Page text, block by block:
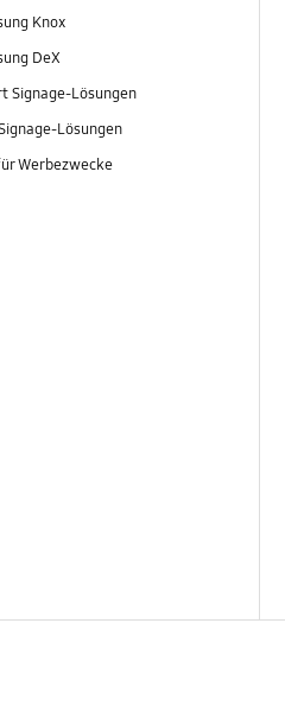
Knox
DeX
Signage-Lösungen
Lösungen
Werbezwecke